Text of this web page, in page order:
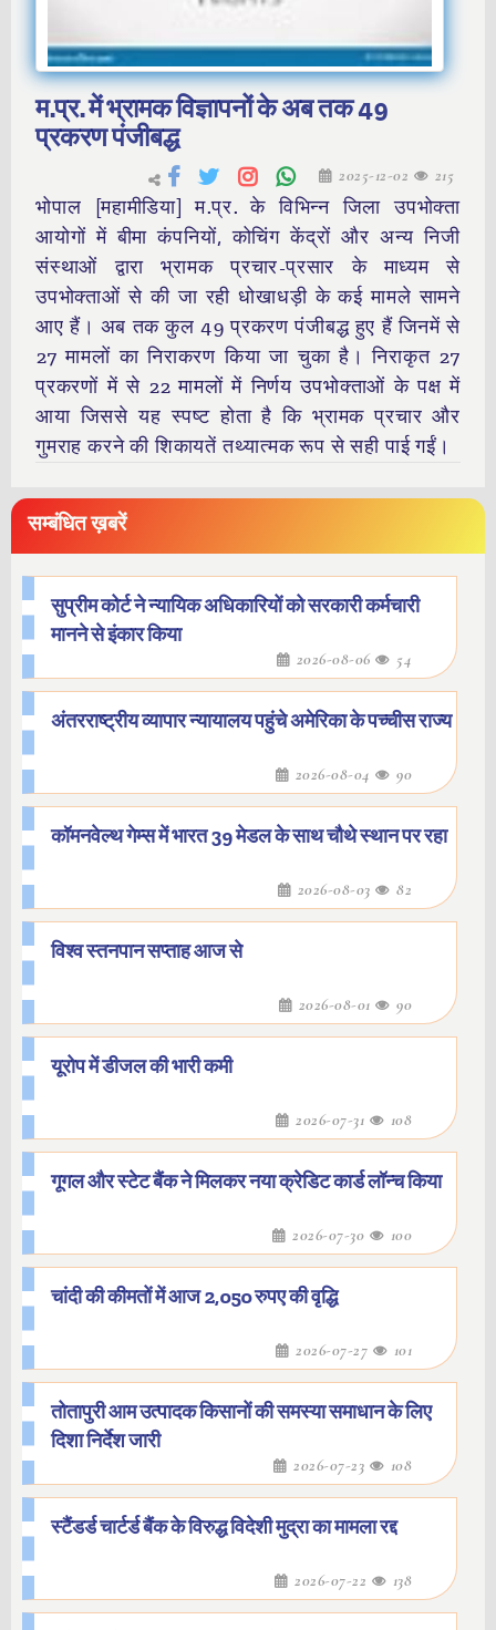
म.प्र. में भ्रामक विज्ञापनों के अब तक 49
प्रकरण पंजीबद्ध
2025-12-02 215
भोपाल [महामीडिया] म.प्र. के विभिन्न जिला उपभोक्ता
आयोगों में बीमा कंपनियों, कोचिंग केंद्रों और अन्य निजी
संस्थाओं द्वारा भ्रामक प्रचार-प्रसार के माध्यम से
उपभोक्ताओं से की जा रही धोखाधड़ी के कई मामले सामने
आए हैं। अब तक कुल 49 प्रकरण पंजीबद्ध हुए हैं जिनमें से
27 मामलों का निराकरण किया जा चुका है। निराकृत 27
प्रकरणों में से 22 मामलों में निर्णय उपभोक्ताओं के पक्ष में
आया जिससे यह स्पष्ट होता है कि भ्रामक प्रचार और
गुमराह करने की शिकायतें तथ्यात्मक रूप से सही पाई गईं।
सम्बंधित ख़बरें
सुप्रीम कोर्ट ने न्यायिक अधिकारियों को सरकारी कर्मचारी
मानने से इंकार किया
2026-08-06 54
अंतरराष्ट्रीय व्यापार न्यायालय पहुंचे अमेरिका के पच्चीस राज्य
2026-08-04 90
कॉमनवेल्थ गेम्स में भारत 39 मेडल के साथ चौथे स्थान पर रहा
2026-08-03 82
विश्व स्तनपान सप्ताह आज से
2026-08-01 90
यूरोप में डीजल की भारी कमी
2026-07-31 108
गूगल और स्टेट बैंक ने मिलकर नया क्रेडिट कार्ड लॉन्च किया
2026-07-30 100
चांदी की कीमतों में आज 2,050 रुपए की वृद्धि
2026-07-27 101
तोतापुरी आम उत्पादक किसानों की समस्या समाधान के लिए
दिशा निर्देश जारी
2026-07-23 108
स्टैंडर्ड चार्टर्ड बैंक के विरुद्ध विदेशी मुद्रा का मामला रद्द
2026-07-22 138